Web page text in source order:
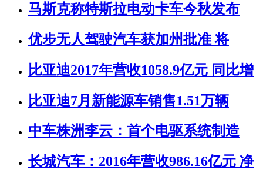
马斯克称特斯拉电动卡车今秋发布
优步无人驾驶汽车获加州批准 将
比亚迪2017年营收1058.9亿元 同比增
比亚迪7月新能源车销售1.51万辆
中车株洲李云：首个电驱系统制造
长城汽车：2016年营收986.16亿元 净